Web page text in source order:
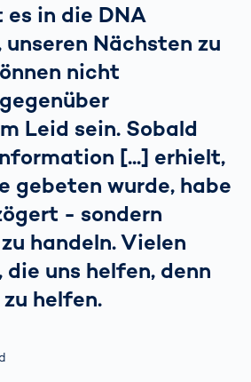
es in die DNA
Nächsten zu
nicht
Leid sein. Sobald
[...] erhielt,
gebeten wurde, habe
- sondern
handeln. Vielen
die uns helfen, denn
helfen.